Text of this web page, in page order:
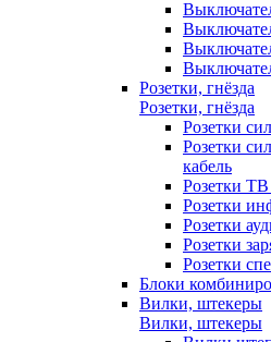
Розетки, гнёзда
Розетки, гнёзда
Розетки
Розетки
кабель
Розетки
Розетки
Розетки
Розетки
Розетки
Блоки
Вилки, штекеры
Вилки, штекеры